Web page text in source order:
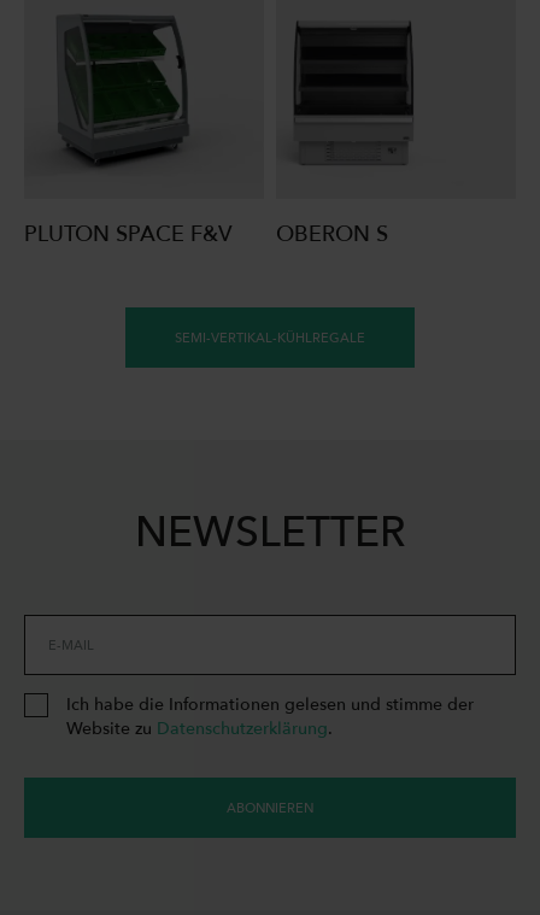
PLUTON SPACE F&V OBERON S
SEMI-VERTIKAL-KÜHLREGALE
NEWSLETTER
E-MAIL
Ich habe die Informationen gelesen und stimme der
Website zu Datenschutzerklärung.
ABONNIEREN